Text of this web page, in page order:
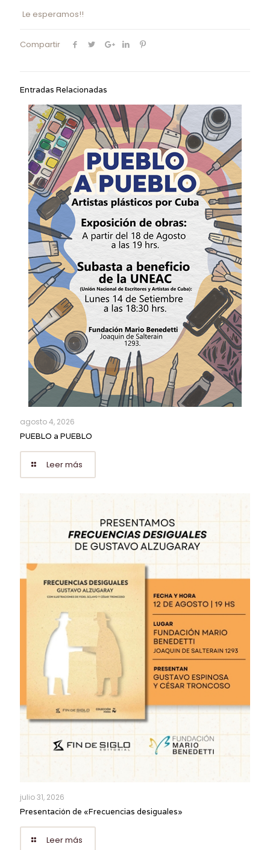
Le esperamos!!
Compartir
Entradas Relacionadas
agosto 4, 2026
PUEBLO a PUEBLO
Leer más
julio 31, 2026
Presentación de «Frecuencias desiguales»
Leer más